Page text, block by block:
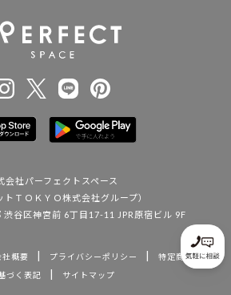
会社パーフェクトスペース
トＴＯＫＹＯ株式会社グループ）
渋谷区神宮前 6丁目17-11 JPR原宿ビル 9F
社概要 | プライバシーポリシー |
特定商取引法
づく表記
| サイトマップ